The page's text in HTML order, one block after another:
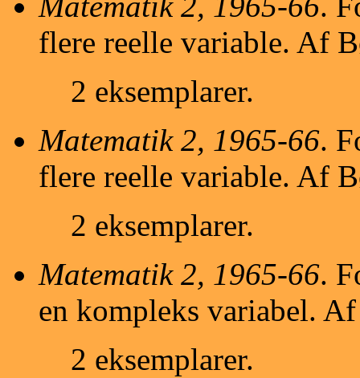
flere reelle variable. Af
2 eksemplarer.
Matematik 2, 1965-66.
flere reelle variable. Af
2 eksemplarer.
Matematik 2, 1965-66.
en kompleks variabel.
2 eksemplarer.